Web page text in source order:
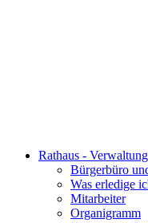
Rathaus - Verwaltung
Bürgerbüro
Was erledige
Mitarbeiter
Organigramm